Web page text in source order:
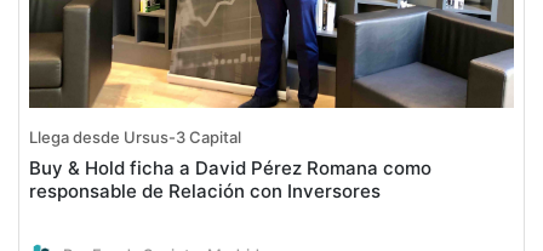
Llega desde Ursus-3 Capital
Buy & Hold ficha a David Pérez Romana como
responsable de Relación con Inversores